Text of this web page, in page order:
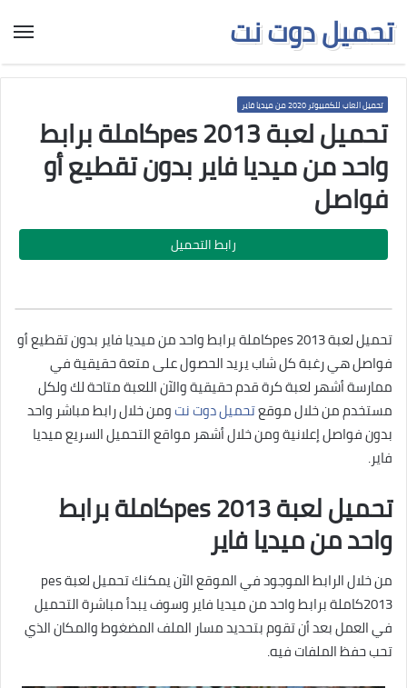
تحميل دوت نت
تحميل العاب للكمبيوتر 2020 من ميديا فاير
تحميل لعبة pes 2013كاملة برابط
واحد من ميديا فاير بدون تقطيع أو
فواصل
رابط التحميل
تحميل لعبة pes 2013كاملة برابط واحد من ميديا فاير بدون تقطيع أو
فواصل هي رغبة كل شاب يريد الحصول على متعة حقيقية في
ممارسة أشهر لعبة كرة قدم حقيقية والآن اللعبة متاحة لك ولكل
مستخدم من خلال موقعتحميل دوت نتومن خلال رابط مباشر واحد
بدون فواصل إعلانية ومن خلال أشهر مواقع التحميل السريع ميديا
فاير.
تحميل لعبة pes 2013كاملة برابط
واحد من ميديا فاير
من خلال الرابط الموجود في الموقع الآن يمكنك تحميل لعبة pes
2013كاملة برابط واحد من ميديا فاير وسوف يبدأ مباشرة التحميل
في العمل بعد أن تقوم بتحديد مسار الملف المضغوط والمكان الذي
تحب حفظ الملفات فيه.